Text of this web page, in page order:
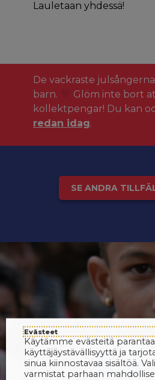
Lauletaan yhdessä!
De vackraste
barn.
Glöm inte bort
kollektpengar! Du kan
redan idag.
SE ANDRA
Evästeet
Käytämme evästeitä
käyttäjäystävällisyyttä ja
sinua kiinnostavaa sisältöä.
varmistat parhaan